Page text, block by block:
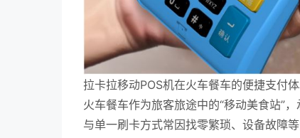
拉卡拉移动POS机在火车餐车的便捷支付
火车餐车作为旅客旅途中的“移动美食站”
与单一刷卡方式常因找零繁琐、设备故障